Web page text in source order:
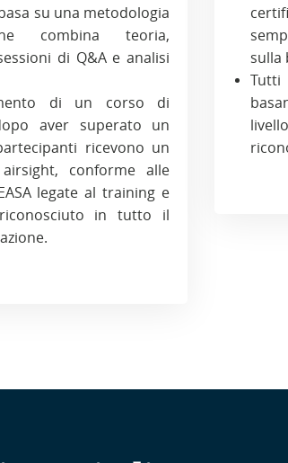
su una metodologia
combina teoria,
di Q&A e analisi
di un corso di
aver superato un
ricevono un
conforme alle
legate al training e
in tutto il
sulla